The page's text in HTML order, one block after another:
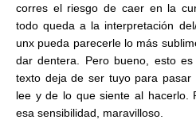
corres el riesgo de caer en la
todo queda a la interpretación
unx pueda parecerle lo más
dar dentera. Pero bueno, esto
texto deja de ser tuyo para
lee y de lo que siente al hacerlo.
esa sensibilidad, maravilloso.